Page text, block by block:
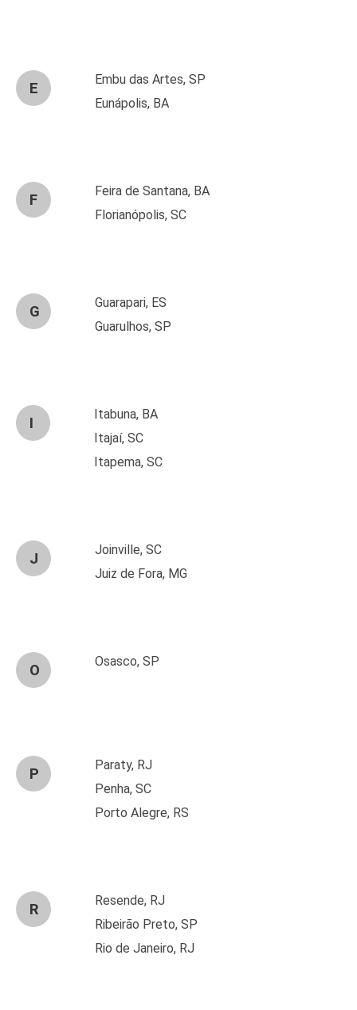
E
Embu das Artes, SP
Eunápolis, BA
F
Feira de Santana, BA
Florianópolis, SC
G
Guarapari, ES
Guarulhos, SP
I
Itabuna, BA
Itajaí, SC
Itapema, SC
J
Joinville, SC
Juiz de Fora, MG
O
Osasco, SP
P
Paraty, RJ
Penha, SC
Porto Alegre, RS
R
Resende, RJ
Ribeirão Preto, SP
Rio de Janeiro, RJ